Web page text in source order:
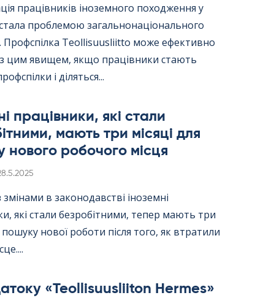
працівників іноземного походження у
стала проблемою загальнонаціонального
Профспілка Teol­li­suus­liitto може ефективно
цим явищем, якщо працівники стають
і діляться...
працівники, які стали
мають три місяці для
нового робочого місця
змінами в законодавстві іноземні
які стали безробітними, тепер мають три
пошуку нової роботи після того, як втратили
«Teol­li­suus­lii­ton Her­mes»